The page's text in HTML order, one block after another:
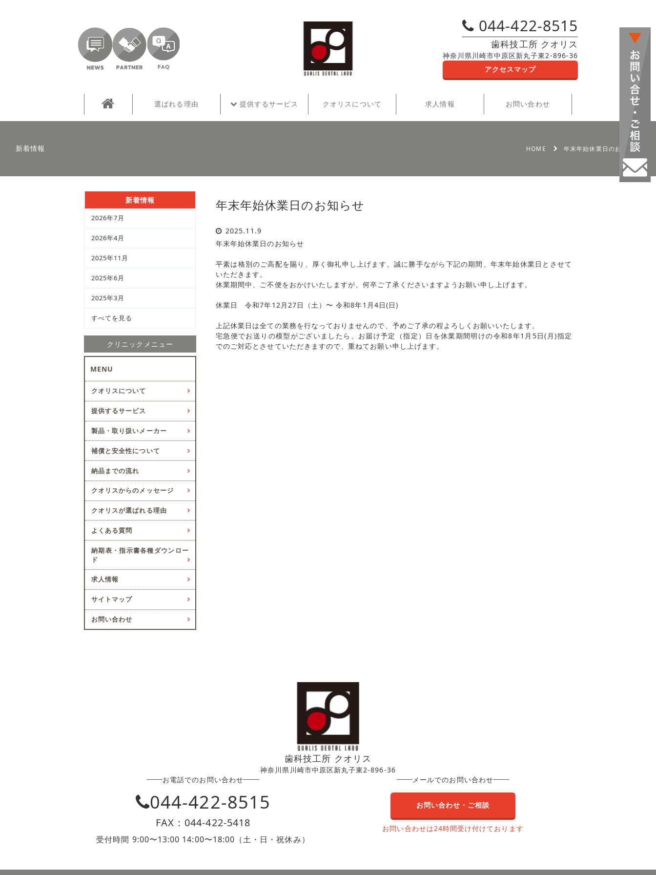
044-422-8515
歯科技工所 クオリス
神奈川県川崎市中原区新丸子東2-896-36
アクセスマップ
選ばれる理由 提供するサービス クオリスについて 求人情報 お問い合わせ
新着情報 HOME 年末年始休業日のお知らせ
年末年始休業日のお知らせ
2025.11.9
年末年始休業日のお知らせ
平素は格別のご高配を賜り、厚く御礼申し上げます。誠に勝手ながら下記の期間、年末年始休業日とさせて
いただきます。
休業期間中、ご不便をおかけいたしますが、何卒ご了承くださいますようお願い申し上げます。
休業日 令和7年12月27日（土）〜 令和8年1月4日(日)
上記休業日は全ての業務を行なっておりませんので、予めご了承の程よろしくお願いいたします。
宅急便でお送りの模型がございましたら、お届け予定（指定）日を休業期間明けの令和8年1月5日(月)指定
でのご対応とさせていただきますので、重ねてお願い申し上げます。
新着情報
2026年7月
2026年4月
2025年11月
2025年6月
2025年3月
すべてを見る
クリニックメニュー
MENU
クオリスについて
提供するサービス
製品・取り扱いメーカー
補償と安全性について
納品までの流れ
クオリスからのメッセージ
クオリスが選ばれる理由
よくある質問
納期表・指示書各種ダウンロー
ド
求人情報
サイトマップ
お問い合わせ
歯科技工所 クオリス
神奈川県川崎市中原区新丸子東2-896-36
お電話でのお問い合わせ
044-422-8515
FAX：044-422-5418
受付時間 9:00〜13:00 14:00〜18:00（土・日・祝休み）
メールでのお問い合わせ
お問い合わせ・ご相談
お問い合わせは24時間受け付けております